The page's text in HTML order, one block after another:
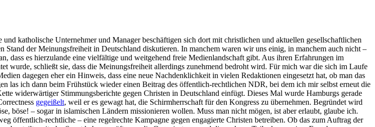
katholische Unternehmer und Manager beschäftigen sich dort mit christlichen und aktuellen gesellschaftlichen
der Meinungsfreiheit in Deutschland diskutieren. In manchem waren wir uns einig, in manchem auch nicht –
dass es hierzulande eine vielfältige und weitgehend freie Medienlandschaft gibt. Aus ihren Erfahrungen im
wurde, schließt sie, dass die Meinungsfreiheit allerdings zunehmend bedroht wird. Für mich war die sich im Laufe
dagegen eher ein Hinweis, dass eine neue Nachdenklichkeit in vielen Redaktionen eingesetzt hat, ob man das
las ich dann beim Frühstück wieder einen Beitrag des öffentlich-rechtlichen NDR, bei dem ich mir selbst erneut die
widerwärtiger Stimmungsberichte gegen Christen in Deutschland einfügt. Dieses Mal wurde Hamburgs gerade
gegeißelt, weil er es gewagt hat, die Schirmherrschaft für den Kongress zu übernehmen. Begründet wird
böse! – sogar in islamischen Ländern missionieren wollen. Muss man nicht mögen, ist aber erlaubt, glaube ich.
öffentlich-rechtliche – eine regelrechte Kampagne gegen engagierte Christen betreiben. Ob das zum Auftrag der